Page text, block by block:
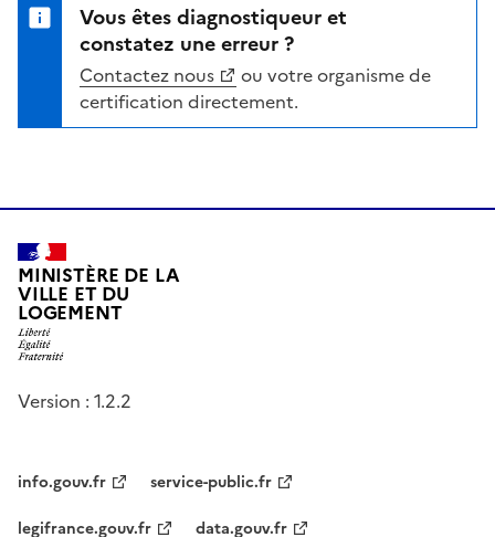
Vous êtes diagnostiqueur et
constatez une erreur ?
Contactez nous
ou votre organisme de
certification directement.
MINISTÈRE DE LA
VILLE ET DU
LOGEMENT
Version : 1.2.2
info.gouv.fr
service-public.fr
legifrance.gouv.fr
data.gouv.fr